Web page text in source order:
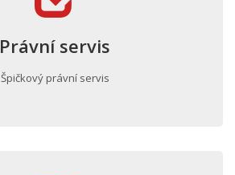
Právní servis
Špičkový právní servis